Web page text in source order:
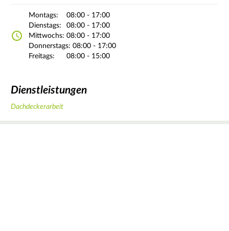
Montags:
08:00 - 17:00
Dienstags:
08:00 - 17:00
Mittwochs: 08:00 - 17:00
Donnerstags: 08:00 - 17:00
Freitags:
08:00 - 15:00
Dienstleistungen
Dachdeckerarbeit